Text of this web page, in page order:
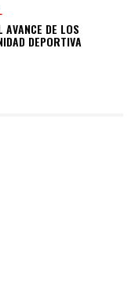
AVANCE DE LOS
DEPORTIVA